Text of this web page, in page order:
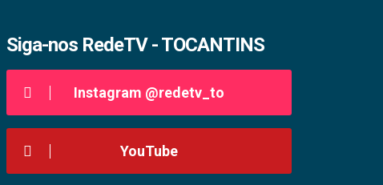
Siga-nos RedeTV - TOCANTINS
Instagram @redetv_to
YouTube